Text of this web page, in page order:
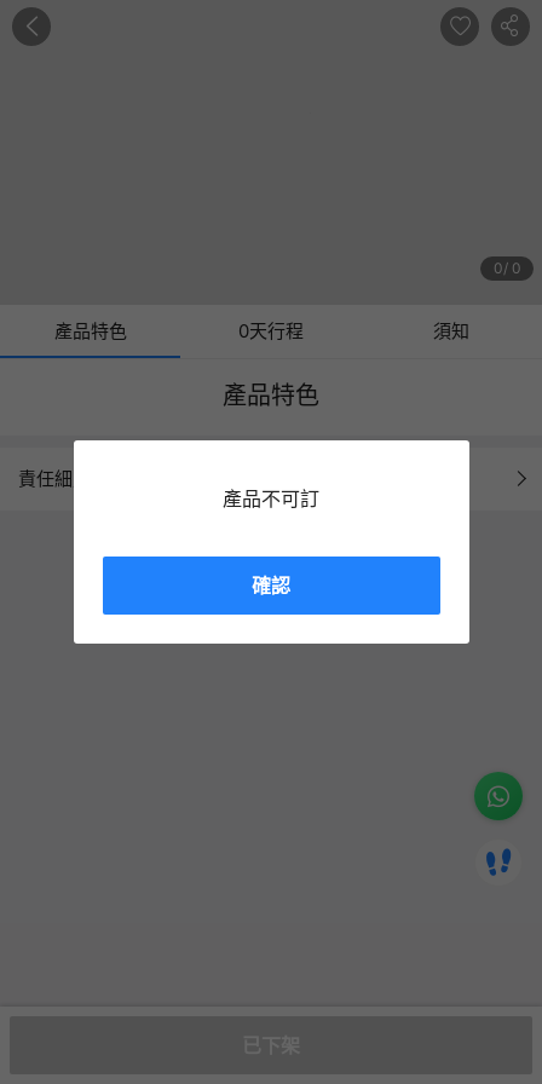
0 0
產品特色 0天行程 須知
產品特色
責任細則
產品不可訂
確認